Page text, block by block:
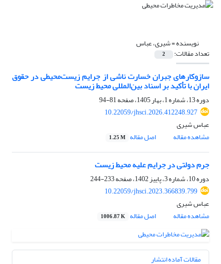
نویسنده =شیری، عباس
تعداد مقالات: 2
سازوکارهای جبران خسارت ناشی از جرایم زیست‌محیطی در حقوق
ایران با تأکید بر اسناد بین‌المللی محیط زیست
دوره 13، شماره 1، بهار 1405، صفحه
81-94
10.22059/jhsci.2026.412248.927
عباس شیری
مشاهده مقاله
اصل مقاله 1.25 M
جرم دولتی در جرایم علیه محیط زیست
دوره 10، شماره 3، پاییز 1402، صفحه
233-244
10.22059/jhsci.2023.366839.799
عباس شیری
مشاهده مقاله
اصل مقاله 1006.87 K
مقالات آماده انتشار